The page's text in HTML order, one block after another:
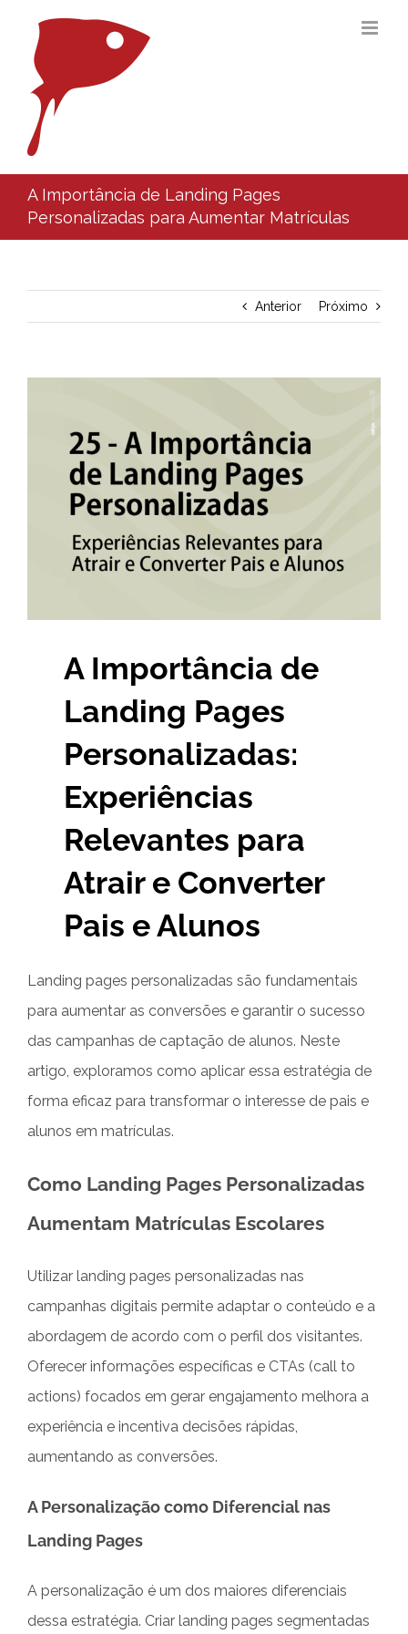
conteúdo
A Importância de Landing Pages
Personalizadas para Aumentar Matrículas
Anterior Próximo
A Importância de
Landing Pages
Personalizadas:
Experiências
Relevantes para
Atrair e Converter
Pais e Alunos
Landing pages personalizadas são fundamentais
para aumentar as conversões e garantir o sucesso
das campanhas de captação de alunos. Neste
artigo, exploramos como aplicar essa estratégia de
forma eficaz para transformar o interesse de pais e
alunos em matrículas.
Como Landing Pages Personalizadas
Aumentam Matrículas Escolares
Utilizar landing pages personalizadas nas
campanhas digitais permite adaptar o conteúdo e a
abordagem de acordo com o perfil dos visitantes.
Oferecer informações específicas e CTAs (call to
actions) focados em gerar engajamento melhora a
experiência e incentiva decisões rápidas,
aumentando as conversões.
A Personalização como Diferencial nas
Landing Pages
A personalização é um dos maiores diferenciais
dessa estratégia. Criar landing pages segmentadas